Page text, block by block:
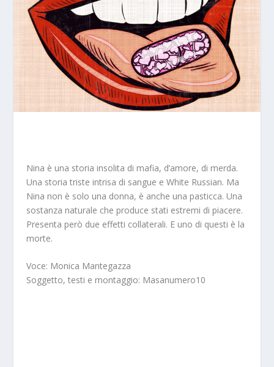
Nina è una storia insolita di mafia, d’amore, di merda.
Una storia triste intrisa di sangue e White Russian. Ma
Nina non è solo una donna, è anche una pasticca. Una
sostanza naturale che produce stati estremi di piacere.
Presenta però due effetti collaterali. E uno di questi è la
morte.
Voce: Monica Mantegazza
Soggetto, testi e montaggio: Masanumero10